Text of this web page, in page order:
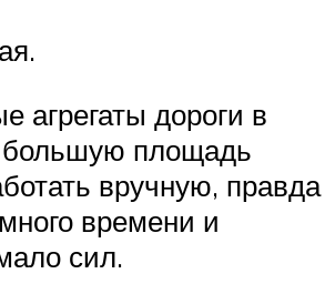
агрегаты дороги в
площадь
вручную, правда
времени и
сил.